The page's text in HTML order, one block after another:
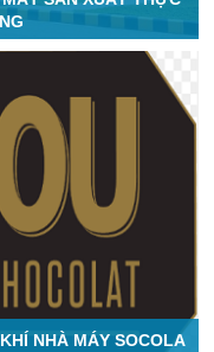
NHÀ MÁY SOCOLA